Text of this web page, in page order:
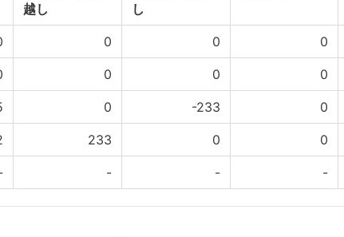
越し
し
0 0 0
0 0 0
0 -233 0
233 0 0
- - -